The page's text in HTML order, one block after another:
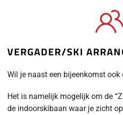
VERGADER/SKI
Wil je naast een bijeenkomst
Het is namelijk mogelijk om de
de indoorskibaan waar je zicht